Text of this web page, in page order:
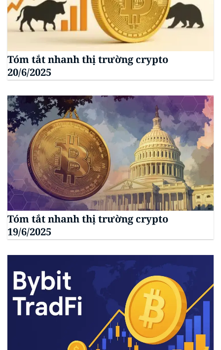
Tóm tắt nhanh thị trường crypto
20/6/2025
Tóm tắt nhanh thị trường crypto
19/6/2025